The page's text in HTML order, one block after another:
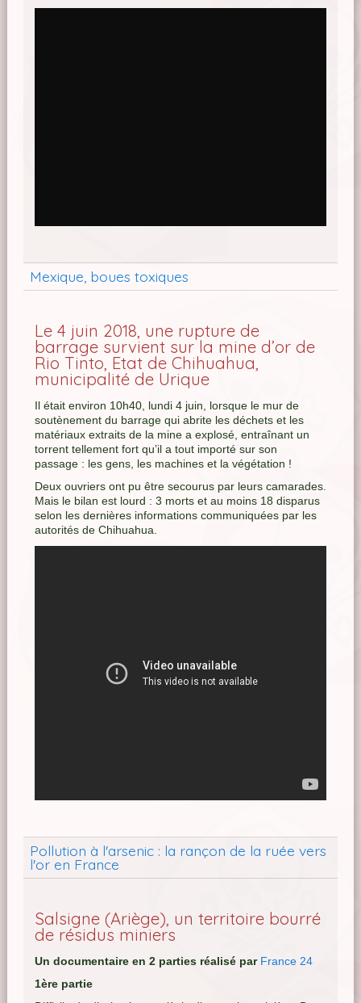
Mexique, boues toxiques
Le 4 juin 2018, une rupture de
barrage survient sur la mine d’or de
Rio Tinto, Etat de Chihuahua,
municipalité de Urique
Il était environ 10h40, lundi 4 juin, lorsque le mur de
soutènement du barrage qui abrite les déchets et les
matériaux extraits de la mine a explosé, entraînant un
torrent tellement fort qu’il a tout importé sur son
passage : les gens, les machines et la végétation !
Deux ouvriers ont pu être secourus par leurs camarades.
Mais le bilan est lourd : 3 morts et au moins 18 disparus
selon les dernières informations communiquées par les
autorités de Chihuahua.
Pollution à l'arsenic : la rançon de la ruée vers
l'or en France
Salsigne (Ariège), un territoire bourré
de résidus miniers
Un documentaire en 2 parties réalisé par France 24
1ère partie